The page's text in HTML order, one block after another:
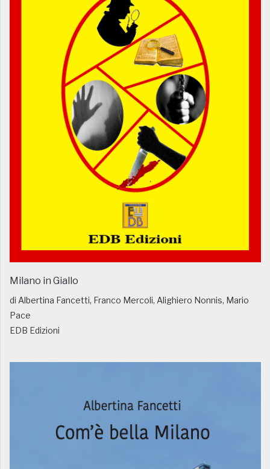
Milano in Giallo
di Albertina Fancetti, Franco Mercoli, Alighiero Nonnis, Mario
Pace
EDB Edizioni